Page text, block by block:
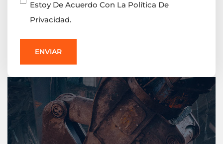
Estoy De Acuerdo Con La Política De
Privacidad.